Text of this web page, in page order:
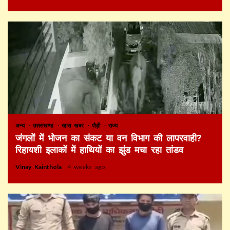
अन्य उत्तराखण्ड खास खबर पौड़ी राज्य
जंगलों में भोजन का संकट या वन विभाग की लापरवाही?
रिहायशी इलाकों में हाथियों का झुंड मचा रहा तांडव
Vinay Kainthola 4 weeks ago